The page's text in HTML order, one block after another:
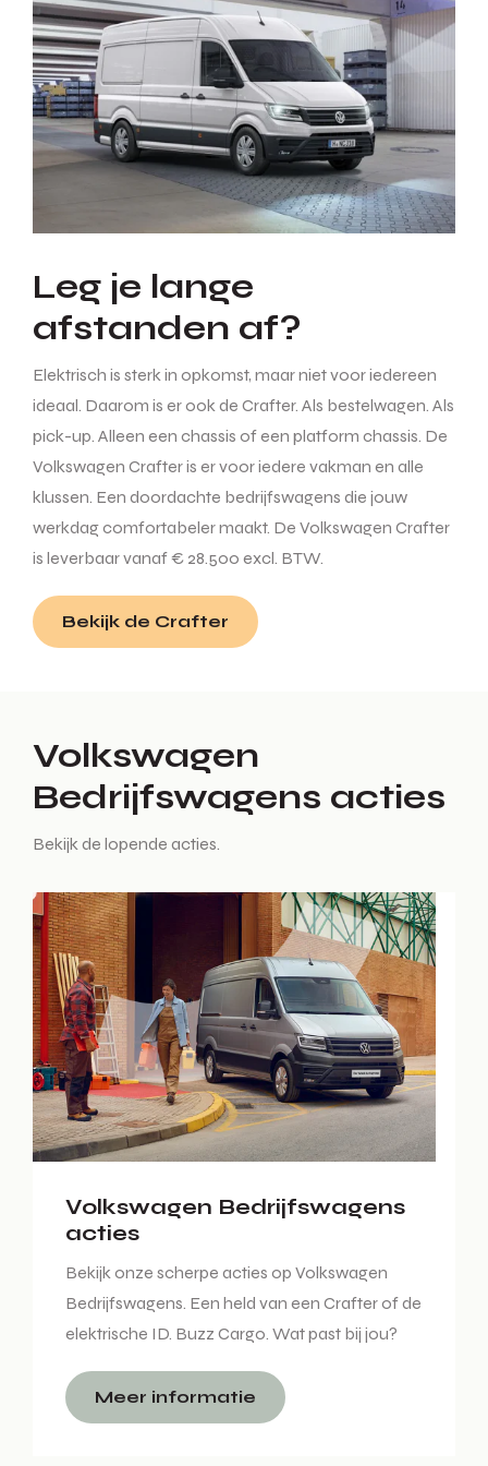
Leg je lange
afstanden af?
Elektrisch is sterk in opkomst, maar niet voor iedereen
ideaal. Daarom is er ook de Crafter. Als bestelwagen. Als
pick-up. Alleen een chassis of een platform chassis. De
Volkswagen Crafter is er voor iedere vakman en alle
klussen. Een doordachte bedrijfswagens die jouw
werkdag comfortabeler maakt. De Volkswagen Crafter
is leverbaar vanaf € 28.500 excl. BTW.
Bekijk de Crafter
Volkswagen
Bedrijfswagens acties
Bekijk de lopende acties.
Volkswagen Bedrijfswagens
acties
Bekijk onze scherpe acties op Volkswagen
Bedrijfswagens. Een held van een Crafter of de
elektrische ID. Buzz Cargo. Wat past bij jou?
Meer informatie